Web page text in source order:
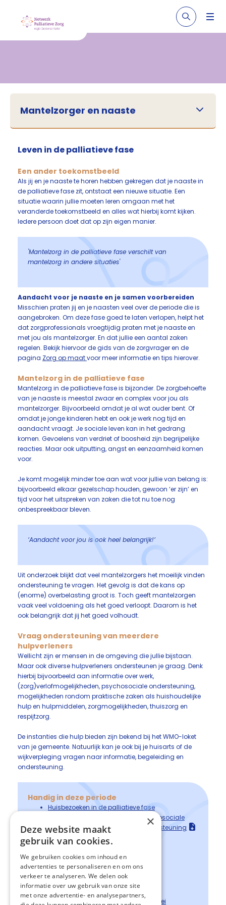
Mantelzorger en naaste
Leven in de palliatieve fase
Een ander toekomstbeeld
Als jij en je naaste te horen hebben gekregen dat je naaste in
de palliatieve fase zit, ontstaat een nieuwe situatie. Een
situatie waarin jullie moeten leren omgaan met het
veranderde toekomstbeeld en alles wat hierbij komt kijken.
Iedere persoon doet dat op zijn eigen manier.
'Mantelzorg in de palliatieve fase verschilt van
mantelzorg in andere situaties'
Aandacht voor je naaste en je samen voorbereiden
Misschien praten jij en je naasten veel over de periode die is
aangebroken. Om deze fase goed te laten verlopen, helpt het
dat zorgprofessionals vroegtijdig praten met je naaste en
met jou als mantelzorger. En dat jullie een aantal zaken
regelen. Bekijk hiervoor de gids van de zorgvrager en de
pagina Zorg op maatvoor meer informatie en tips hierover.
Mantelzorg in de palliatieve fase
Mantelzorg in de palliatieve fase is bijzonder. De zorgbehoefte
van je naaste is meestal zwaar en complex voor jou als
mantelzorger. Bijvoorbeeld omdat je al wat ouder bent. Of
omdat je jonge kinderen hebt en ook je werk nog tijd en
aandacht vraagt. Je sociale leven kan in het gedrang
komen. Gevoelens van verdriet of boosheid zijn begrijpelijke
reacties. Maar ook uitputting, angst en eenzaamheid komen
voor.
Je komt mogelijk minder toe aan wat voor jullie van belang is:
bijvoorbeeld elkaar gezelschap houden, gewoon ‘er zijn’ en
tijd voor het uitspreken van zaken die tot nu toe nog
onbespreekbaar bleven.
’Aandacht voor jou is ook heel belangrijk!’
Uit onderzoek blijkt dat veel mantelzorgers het moeilijk vinden
ondersteuning te vragen. Het gevolg is dat de kans op
(enorme) overbelasting groot is. Toch geeft mantelzorgen
vaak veel voldoening als het goed verloopt. Daarom is het
ook belangrijk dat jij het goed volhoudt.
Vraag ondersteuning van meerdere
hulpverleners
Wellicht zijn er mensen in de omgeving die jullie bijstaan.
Maar ook diverse hulpverleners ondersteunen je graag. Denk
hierbij bijvoorbeeld aan informatie over werk,
(zorg)verlofmogelijkheden, psychosociale ondersteuning,
mogelijkheden rondom praktische zaken als huishoudelijke
hulp en hulpmiddelen, zorgmogelijkheden, thuiszorg en
respijtzorg.
De instanties die hulp bieden zijn bekend bij het WMO-loket
van je gemeente. Natuurlijk kan je ook bij je huisarts of de
wijkverpleging vragen naar informatie, begeleiding en
ondersteuning.
Handig in deze periode
Huisbezoeken in de palliatieve fase
regionale gids met adressen psychosociale
ondersteuningen mantelzorg ondersteuning
Toon Hemans Huis Ede
Regelhulp
Mantelzorgondersteuning
Mantelzorg
De Wereld van Verschil
Netwerk Palliatieve Zorg Gelderse Vallei
×
Deze website maakt
gebruik van cookies.
We gebruiken cookies om inhoud en
advertenties te personaliseren en om ons
verkeer te analyseren. We delen ook
informatie over uw gebruik van onze site
met onze advertentie- en analysepartners,